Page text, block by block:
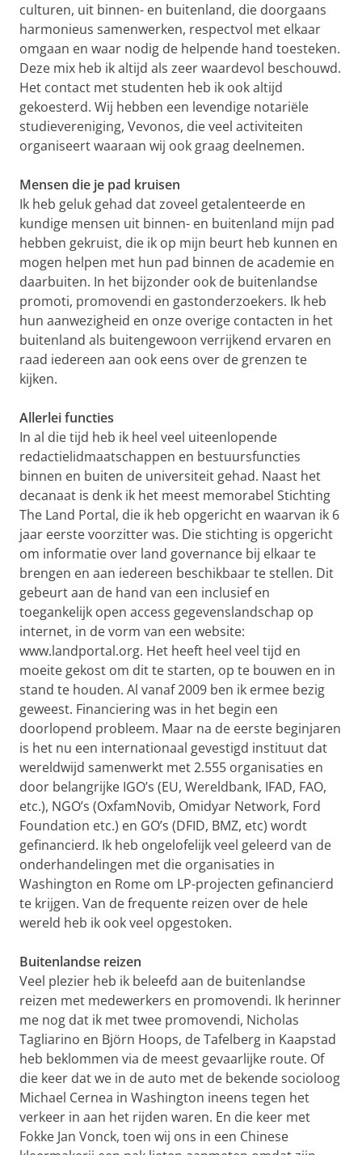
culturen, uit binnen- en buitenland, die doorgaans
harmonieus samenwerken, respectvol met elkaar
omgaan en waar nodig de helpende hand toesteken.
Deze mix heb ik altijd als zeer waardevol beschouwd.
Het contact met studenten heb ik ook altijd
gekoesterd. Wij hebben een levendige notariële
studievereniging, Vevonos, die veel activiteiten
organiseert waaraan wij ook graag deelnemen.
Mensen die je pad kruisen
Ik heb geluk gehad dat zoveel getalenteerde en
kundige mensen uit binnen- en buitenland mijn pad
hebben gekruist, die ik op mijn beurt heb kunnen en
mogen helpen met hun pad binnen de academie en
daarbuiten. In het bijzonder ook de buitenlandse
promoti, promovendi en gastonderzoekers. Ik heb
hun aanwezigheid en onze overige contacten in het
buitenland als buitengewoon verrijkend ervaren en
raad iedereen aan ook eens over de grenzen te
kijken.
Allerlei functies
In al die tijd heb ik heel veel uiteenlopende
redactielidmaatschappen en bestuursfuncties
binnen en buiten de universiteit gehad. Naast het
decanaat is denk ik het meest memorabel Stichting
The Land Portal, die ik heb opgericht en waarvan ik 6
jaar eerste voorzitter was. Die stichting is opgericht
om informatie over land governance bij elkaar te
brengen en aan iedereen beschikbaar te stellen. Dit
gebeurt aan de hand van een inclusief en
toegankelijk open access gegevenslandschap op
internet, in de vorm van een website:
www.landportal.org. Het heeft heel veel tijd en
moeite gekost om dit te starten, op te bouwen en in
stand te houden. Al vanaf 2009 ben ik ermee bezig
geweest. Financiering was in het begin een
doorlopend probleem. Maar na de eerste beginjaren
is het nu een internationaal gevestigd instituut dat
wereldwijd samenwerkt met 2.555 organisaties en
door belangrijke IGO’s (EU, Wereldbank, IFAD, FAO,
etc.), NGO’s (OxfamNovib, Omidyar Network, Ford
Foundation etc.) en GO’s (DFID, BMZ, etc) wordt
gefinancierd. Ik heb ongelofelijk veel geleerd van de
onderhandelingen met die organisaties in
Washington en Rome om LP-projecten gefinancierd
te krijgen. Van de frequente reizen over de hele
wereld heb ik ook veel opgestoken.
Buitenlandse reizen
Veel plezier heb ik beleefd aan de buitenlandse
reizen met medewerkers en promovendi. Ik herinner
me nog dat ik met twee promovendi, Nicholas
Tagliarino en Björn Hoops, de Tafelberg in Kaapstad
heb beklommen via de meest gevaarlijke route. Of
die keer dat we in de auto met de bekende socioloog
Michael Cernea in Washington ineens tegen het
verkeer in aan het rijden waren. En die keer met
Fokke Jan Vonck, toen wij ons in een Chinese